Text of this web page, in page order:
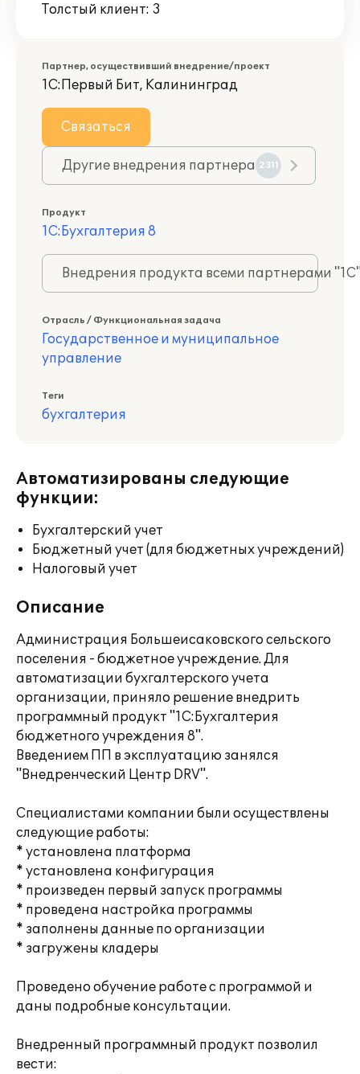
Толстый клиент: 3
Партнер, осуществивший внедрение/проект
1С:Первый Бит, Калининград
Связаться
Другие внедрения партнера 2311
Продукт
1С:Бухгалтерия 8
Внедрения продукта всеми партнерами
Отрасль / Функциональная задача
Государственное и муниципальное
управление
Теги
бухгалтерия
Автоматизированы следующие
функции:
Бухгалтерский учет
Бюджетный учет (для бюджетных учреждений)
Налоговый учет
Описание
Администрация Большеисаковского сельского
поселения - бюджетное учреждение. Для
автоматизации бухгалтерского учета
организации, приняло решение внедрить
программный продукт "1С:Бухгалтерия
бюджетного учреждения 8".
Введением ПП в эксплуатацию занялся
"Внедренческий Центр DRV".
Специалистами компании были осуществлены
следующие работы:
* установлена платформа
* установлена конфигурация
* произведен первый запуск программы
* проведена настройка программы
* заполнены данные по организации
* загружены кладеры
Проведено обучение работе с программой и
даны подробные консультации.
Внедренный программный продукт позволил
вести: